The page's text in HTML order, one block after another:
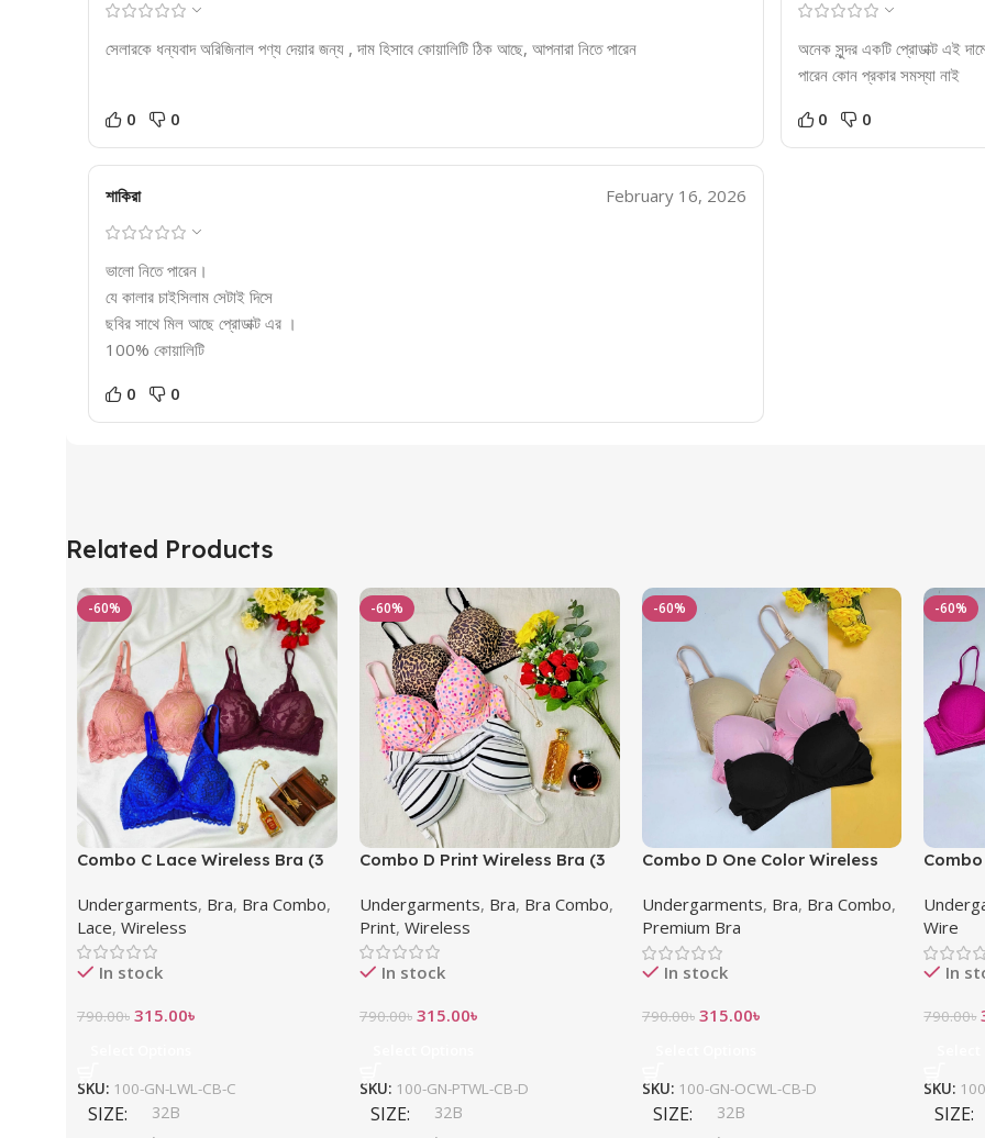
সেলারকে ধন্যবাদ অরিজিনাল পণ্য দেয়ার জন্য , দাম হিসাবে কোয়ালিটি ঠিক আছে, আপনারা নিতে পারেন
0 0
অনেক সুন্দর একটি প্রোডাক্ট এই
পারেন কোন প্রকার সমস্যা নাই
0 0
শাকিরা February 16, 2026
ভালো নিতে পারেন।
যে কালার চাইসিলাম সেটাই দিসে
ছবির সাথে মিল আছে প্রোডাক্ট এর ।
100% কোয়ালিটি
0 0
Related Products
-60%
Combo C Lace Wireless Bra (3
Undergarments, Bra, Bra Combo,
Lace, Wireless
In stock
790.00৳ 315.00৳
SKU: 100-GN-LWL-CB-C
SIZE
32B
,
-60%
Combo D Print Wireless Bra (3
Undergarments, Bra, Bra Combo,
Print, Wireless
In stock
790.00৳ 315.00৳
SKU: 100-GN-PTWL-CB-D
SIZE
32B
,
-60%
Combo D One Color Wireless
Undergarments, Bra, Bra Combo,
Premium Bra
In stock
790.00৳ 315.00৳
SKU: 100-GN-OCWL-CB-D
SIZE
32B
,
-60%
Wire
In
790.00৳
SKU:
SIZE